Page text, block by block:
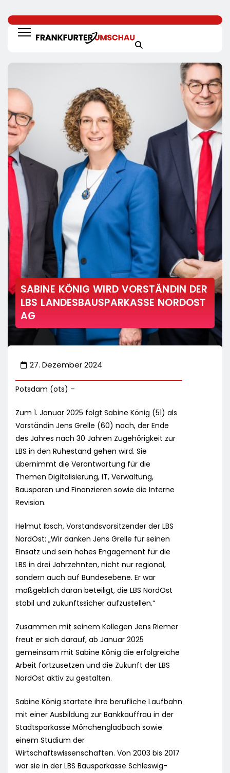
SABINE KÖNIG WIRD VORSTÄNDIN DER
LBS LANDESBAUSPARKASSE NORDOST
AG
27. Dezember 2024
Potsdam (ots) –
Zum 1. Januar 2025 folgt Sabine König (51) als
Vorständin Jens Grelle (60) nach, der Ende
des Jahres nach 30 Jahren Zugehörigkeit zur
LBS in den Ruhestand gehen wird. Sie
übernimmt die Verantwortung für die
Themen Digitalisierung, IT, Verwaltung,
Bausparen und Finanzieren sowie die Interne
Revision.
Helmut Ibsch, Vorstandsvorsitzender der LBS
NordOst: „Wir danken Jens Grelle für seinen
Einsatz und sein hohes Engagement für die
LBS in drei Jahrzehnten, nicht nur regional,
sondern auch auf Bundesebene. Er war
maßgeblich daran beteiligt, die LBS NordOst
stabil und zukunftssicher aufzustellen.“
Zusammen mit seinem Kollegen Jens Riemer
freut er sich darauf, ab Januar 2025
gemeinsam mit Sabine König die erfolgreiche
Arbeit fortzusetzen und die Zukunft der LBS
NordOst aktiv zu gestalten.
Sabine König startete ihre berufliche Laufbahn
mit einer Ausbildung zur Bankkauffrau in der
Stadtsparkasse Mönchengladbach sowie
einem Studium der
Wirtschaftswissenschaften. Von 2003 bis 2017
war sie in der LBS Bausparkasse Schleswig-